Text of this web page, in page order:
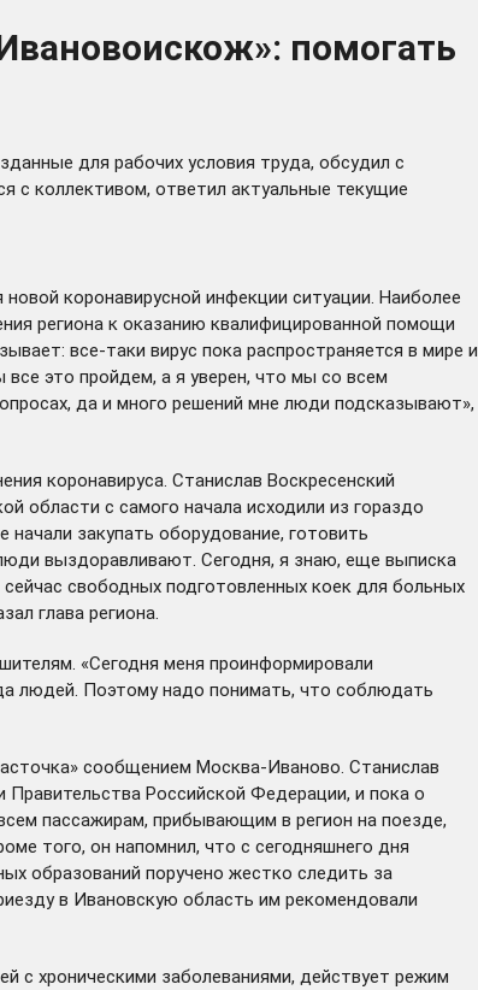
помогать
для рабочих условия труда, обсудил с
коллективом, ответил актуальные текущие
коронавирусной инфекции ситуации. Наиболее
региона к оказанию квалифицированной помощи
все-таки вирус пока распространяется в мире и
это пройдем, а я уверен, что мы со всем
да и много решений мне люди подсказывают»,
коронавируса. Станислав Воскресенский
области с самого начала исходили из гораздо
закупать оборудование, готовить
выздоравливают. Сегодня, я знаю, еще выписка
свободных подготовленных коек для больных
глава региона.
«Сегодня меня проинформировали
людей. Поэтому надо понимать, что соблюдать
сообщением Москва-Иваново. Станислав
Российской Федерации, и пока о
пассажирам, прибывающим в регион на поезде,
того, он напомнил, что с сегодняшнего дня
образований поручено жестко следить за
в Ивановскую область им рекомендовали
с хроническими заболеваниями, действует режим